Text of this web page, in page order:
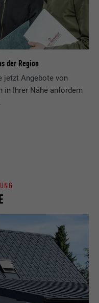
der Region
jetzt Angebote von
in Ihrer Nähe anfordern
um zu prüfen, ob
von Cookies
wenn eine
"Folgen Sie
Networking-Dienst
der